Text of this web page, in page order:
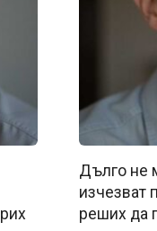
Дълго не
изчезват
реших да